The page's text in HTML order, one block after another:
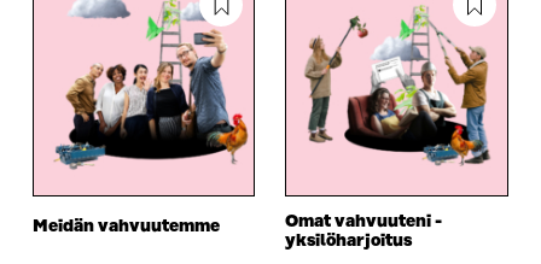
Meidän vahvuutemme
Omat vahvuuteni -
yksilöharjoitus